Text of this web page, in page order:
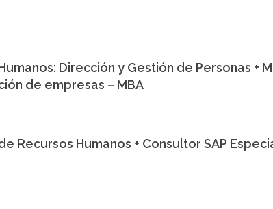
Dirección y Gestión de Personas +
de empresas – MBA
Recursos Humanos + Consultor SAP